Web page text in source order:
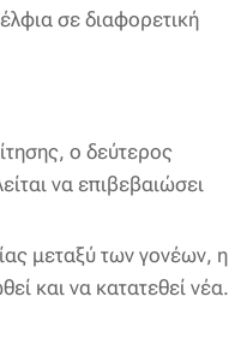
σε διαφορετική
ο δεύτερος
να επιβεβαιώσει
μεταξύ των γονέων, η
και να κατατεθεί νέα.